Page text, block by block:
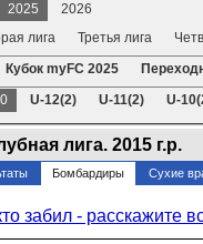
2025
2026
лига Третья лига
Кубок myFC 2025
U-12(2) U-11(2) U-
лига. 2015 г.р.
Бомбардиры Сухие
забил - расскажите